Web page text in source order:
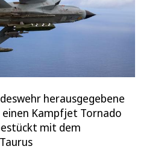
herausgegebene
Kampfjet Tornado
mit dem